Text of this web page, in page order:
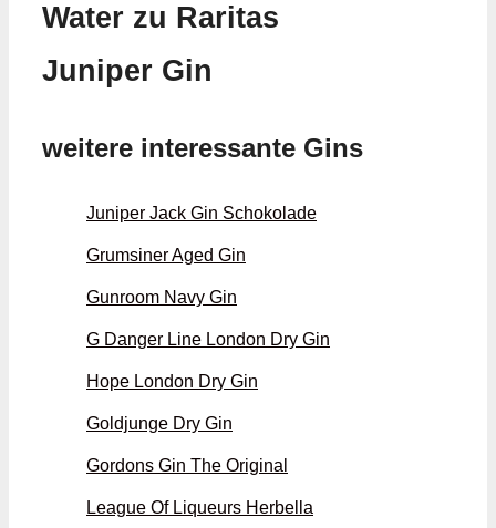
Water zu Raritas
Juniper Gin
weitere interessante Gins
Juniper Jack Gin Schokolade
Grumsiner Aged Gin
Gunroom Navy Gin
G Danger Line London Dry Gin
Hope London Dry Gin
Goldjunge Dry Gin
Gordons Gin The Original
League Of Liqueurs Herbella